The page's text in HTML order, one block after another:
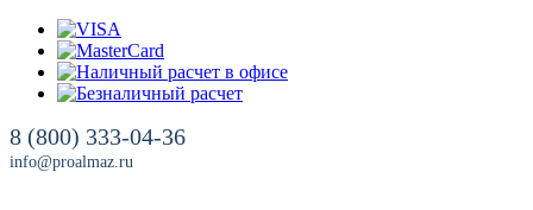
8 (800) 333-04-36
info@proalmaz.ru